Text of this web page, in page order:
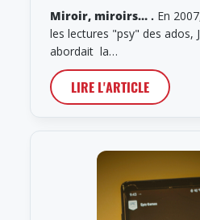
Miroir, miroirs… . En
les lectures "psy" des ados,
abordait la…
LIRE L'ARTICLE